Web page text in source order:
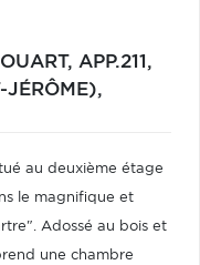
APP.211,
JÉRÔME),
au deuxième étage
le magnifique et
Adossé au bois et
une chambre